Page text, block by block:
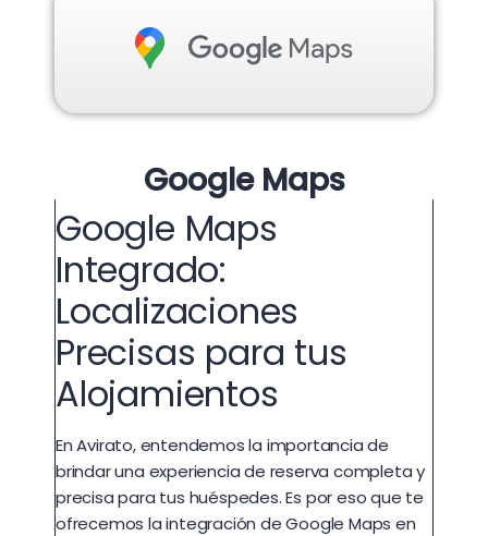
Google Maps
Google Maps
Integrado:
Localizaciones
Precisas para tus
Alojamientos
En Avirato, entendemos la importancia de
brindar una experiencia de reserva completa y
precisa para tus huéspedes. Es por eso que te
ofrecemos la integración de Google Maps en